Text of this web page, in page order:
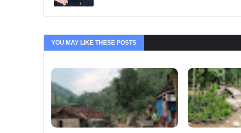
YOU MAY LIKE THESE POSTS